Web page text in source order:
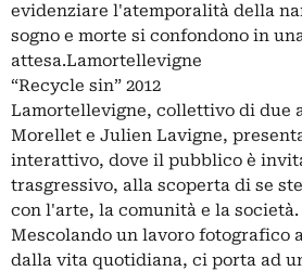
evidenziare l'atemporalità della
sogno e morte si confondono in
attesa.Lamortellevigne
“Recycle sin” 2012
Lamortellevigne, collettivo di due
Morellet e Julien Lavigne,
interattivo, dove il pubblico è
trasgressivo, alla scoperta di se
con l'arte, la comunità e la società.
Mescolando un lavoro fotografico
dalla vita quotidiana, ci porta ad